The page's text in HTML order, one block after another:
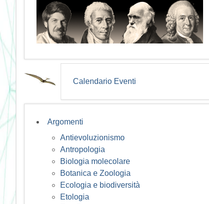
Calendario Eventi
Argomenti
Antievoluzionismo
Antropologia
Biologia molecolare
Botanica e Zoologia
Ecologia e biodiversità
Etologia